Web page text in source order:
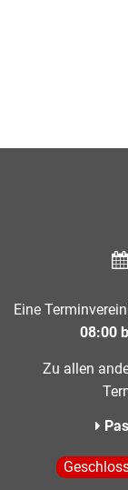
Eine
08:00
Zu allen
Klicken,